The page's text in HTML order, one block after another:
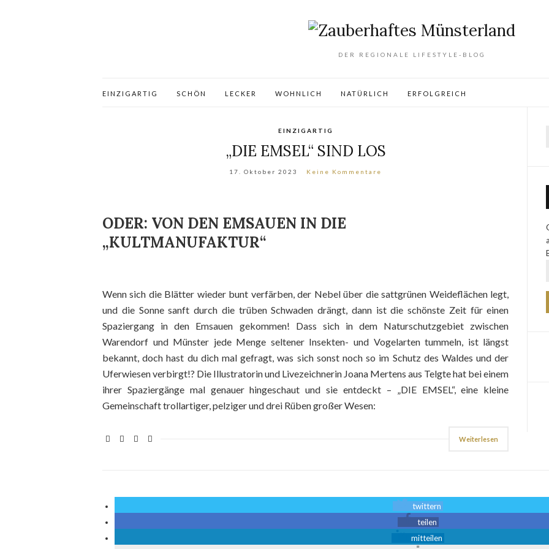
DER REGIONALE LIFESTYLE-BLOG
EINZIGARTIG SCHÖN LECKER WOHNLICH NATÜRLICH ERFOLGREICH
EINZIGARTIG
„DIE EMSEL“ SIND LOS
17. Oktober 2023 Keine Kommentare
ODER: VON DEN EMSAUEN IN DIE
„KULTMANUFAKTUR“
Wenn sich die Blätter wieder bunt verfärben, der Nebel über die sattgrünen Weideflächen legt,
und die Sonne sanft durch die trüben Schwaden drängt, dann ist die schönste Zeit für einen
Spaziergang in den Emsauen gekommen! Dass sich in dem Naturschutzgebiet zwischen
Warendorf und Münster jede Menge seltener Insekten- und Vogelarten tummeln, ist längst
bekannt, doch hast du dich mal gefragt, was sich sonst noch so im Schutz des Waldes und der
Uferwiesen verbirgt!? Die Illustratorin und Livezeichnerin Joana Mertens aus Telgte hat bei einem
ihrer Spaziergänge mal genauer hingeschaut und sie entdeckt – „DIE EMSEL“, eine kleine
Gemeinschaft trollartiger, pelziger und drei Rüben großer Wesen:
Weiterlesen
twittern
teilen
mitteilen